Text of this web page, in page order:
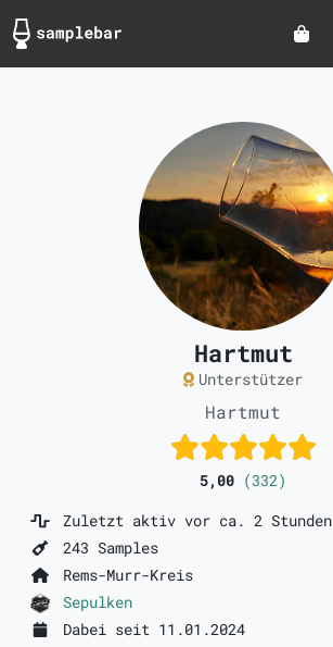
Hartmut
Unterstützer
Hartmut
5,00 (332)
Zuletzt aktiv vor ca. 2 Stunden
243 Samples
Rems-Murr-Kreis
Sepulken
Dabei seit 11.01.2024